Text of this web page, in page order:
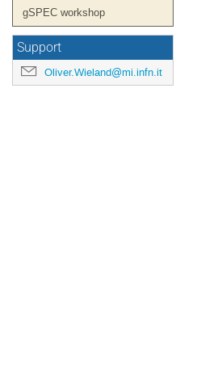
gSPEC workshop
Support
Oliver.Wieland@mi.infn.it